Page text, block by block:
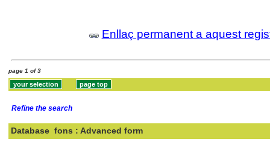
Enllaç permanent a aquest
page 1 of 3
Refine the search
Database fons : Advanced form